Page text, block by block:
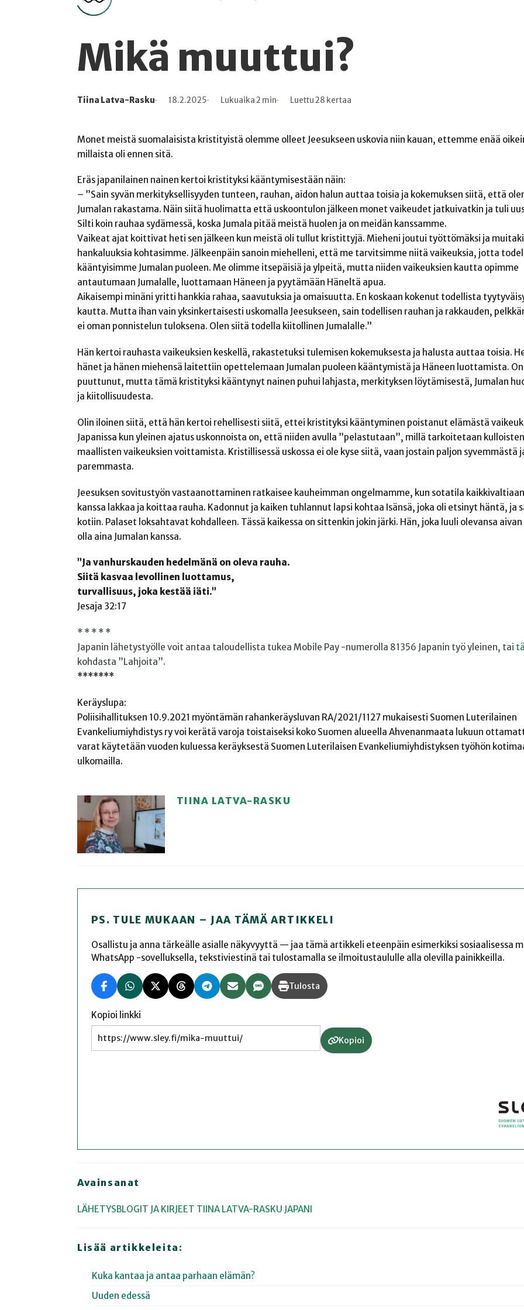
Mikä muuttui?
Kirjoittaja
Tiina Latva-Rasku
Julkaistu 18.2.2025
Lukuaika Lukuaika 2 min
Lukukertoja Luettu 28 kertaa
Monet meistä suomalaisista kristityistä olemme olleet Jeesukseen uskovia niin kauan, ettemme enää
millaista oli ennen sitä.
Eräs japanilainen nainen kertoi kristityksi kääntymisestään näin:
– ”Sain syvän merkityksellisyyden tunteen, rauhan, aidon halun auttaa toisia ja kokemuksen siitä, että
Jumalan rakastama. Näin siitä huolimatta että uskoontulon jälkeen monet vaikeudet jatkuivatkin ja tuli
Silti koin rauhaa sydämessä, koska Jumala pitää meistä huolen ja on meidän kanssamme.
Vaikeat ajat koittivat heti sen jälkeen kun meistä oli tullut kristittyjä. Mieheni joutui työttömäksi ja
hankaluuksia kohtasimme. Jälkeenpäin sanoin miehelleni, että me tarvitsimme niitä vaikeuksia, jotta
kääntyisimme Jumalan puoleen. Me olimme itsepäisiä ja ylpeitä, mutta niiden vaikeuksien kautta opimme
antautumaan Jumalalle, luottamaan Häneen ja pyytämään Häneltä apua.
Aikaisempi minäni yritti hankkia rahaa, saavutuksia ja omaisuutta. En koskaan kokenut todellista
kautta. Mutta ihan vain yksinkertaisesti uskomalla Jeesukseen, sain todellisen rauhan ja rakkauden,
ei oman ponnistelun tuloksena. Olen siitä todella kiitollinen Jumalalle.”
Hän kertoi rauhasta vaikeuksien keskellä, rakastetuksi tulemisen kokemuksesta ja halusta auttaa toisia.
hänet ja hänen miehensä laitettiin opettelemaan Jumalan puoleen kääntymistä ja Häneen luottamista.
puuttunut, mutta tämä kristityksi kääntynyt nainen puhui lahjasta, merkityksen löytämisestä, Jumalan
ja kiitollisuudesta.
Olin iloinen siitä, että hän kertoi rehellisesti siitä, ettei kristityksi kääntyminen poistanut elämästä
Japanissa kun yleinen ajatus uskonnoista on, että niiden avulla ”pelastutaan”, millä tarkoitetaan
maallisten vaikeuksien voittamista. Kristillisessä uskossa ei ole kyse siitä, vaan jostain paljon syvemmästä
paremmasta.
Jeesuksen sovitustyön vastaanottaminen ratkaisee kauheimman ongelmamme, kun sotatila
kanssa lakkaa ja koittaa rauha. Kadonnut ja kaiken tuhlannut lapsi kohtaa Isänsä, joka oli etsinyt häntä, ja
kotiin. Palaset loksahtavat kohdalleen. Tässä kaikessa on sittenkin jokin järki. Hän, joka luuli olevansa aivan
olla aina Jumalan kanssa.
”Ja vanhurskauden hedelmänä on oleva rauha.
Siitä kasvaa levollinen luottamus,
turvallisuus, joka kestää iäti.”
Jesaja 32:17
* * * * *
Japanin lähetystyölle voit antaa taloudellista tukea Mobile Pay -numerolla 81356 Japanin työ yleinen, tai
kohdasta ”Lahjoita”.
*******
Keräyslupa:
Poliisihallituksen 10.9.2021 myöntämän rahankeräysluvan RA/2021/1127 mukaisesti Suomen Luterilainen
Evankeliumiyhdistys ry voi kerätä varoja toistaiseksi koko Suomen alueella Ahvenanmaata lukuun
varat käytetään vuoden kuluessa keräyksestä Suomen Luterilaisen Evankeliumiyhdistyksen työhön
ulkomailla.
TIINA LATVA-RASKU
PS. TULE MUKAAN – JAA TÄMÄ ARTIKKELI
Osallistu ja anna tärkeälle asialle näkyvyyttä — jaa tämä artikkeli eteenpäin esimerkiksi sosiaalisessa
WhatsApp -sovelluksella, tekstiviestinä tai tulostamalla se ilmoitustaululle alla olevilla painikkeilla.
Tulosta
Kopioi linkki
Kopioi
Avainsanat
LÄHETYSBLOGIT JA KIRJEET TIINA LATVA-RASKU JAPANI
Lisää artikkeleita:
Kuka kantaa ja antaa parhaan elämän?
Uuden edessä